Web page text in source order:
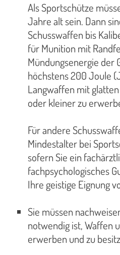
Als Sportschütze
Jahre alt sein. Dann
Schusswaffen bis
für Munition mit
Mündungsenergie der
höchstens 200 Joule
Langwaffen mit
oder kleiner zu
Für andere
Mindestalter bei
sofern Sie ein
fachpsychologisches
Ihre geistige Eignung
Sie müssen
notwendig ist, Waffen
erwerben und zu